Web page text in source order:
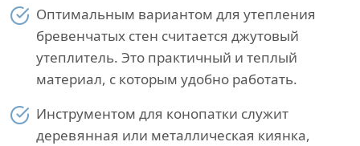
Оптимальным вариантом для утепления
бревенчатых стен считается джутовый
утеплитель. Это практичный и теплый
материал, с которым удобно работать.
Инструментом для конопатки служит
деревянная или металлическая киянка,